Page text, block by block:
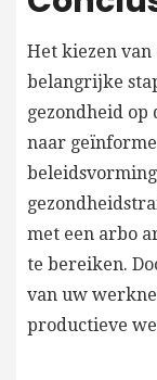
Het kiezen van
belangrijke
gezondheid op
naar
met een arbo
te bereiken.
van uw
productieve